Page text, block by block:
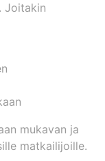
Joitakin
mukavan ja
matkailijoille.